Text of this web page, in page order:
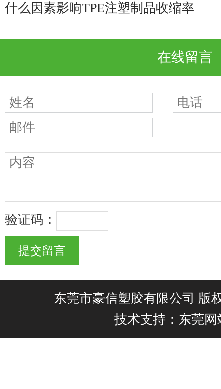
什么因素影响TPE注塑制品收缩率
在线留言
验证码：
东莞市豪信塑胶有限公司 版
技术支持：东莞网